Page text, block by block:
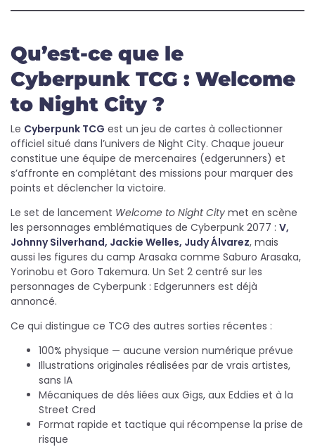
Qu’est-ce que le
Cyberpunk TCG : Welcome
to Night City ?
Le Cyberpunk TCG est un jeu de cartes à collectionner
officiel situé dans l’univers de Night City. Chaque joueur
constitue une équipe de mercenaires (edgerunners) et
s’affronte en complétant des missions pour marquer des
points et déclencher la victoire.
Le set de lancement Welcome to Night City met en scène
les personnages emblématiques de Cyberpunk 2077 : V,
Johnny Silverhand, Jackie Welles, Judy Álvarez, mais
aussi les figures du camp Arasaka comme Saburo Arasaka,
Yorinobu et Goro Takemura. Un Set 2 centré sur les
personnages de Cyberpunk : Edgerunners est déjà
annoncé.
Ce qui distingue ce TCG des autres sorties récentes :
100% physique — aucune version numérique prévue
Illustrations originales réalisées par de vrais artistes,
sans IA
Mécaniques de dés liées aux Gigs, aux Eddies et à la
Street Cred
Format rapide et tactique qui récompense la prise de
risque